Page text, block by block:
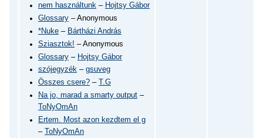
nem használtunk– Hojtsy Gábor
Glossary– Anonymous
*Nuke– Bártházi András
Sziasztok! – Anonymous
Glossary– Hojtsy Gábor
szójegyzék– gsuveg
Összes csere?–
T.G
Na jo, marad a smarty output–
ToNyOmAn
Ertem. Most azon kezdtem el g
–
ToNyOmAn